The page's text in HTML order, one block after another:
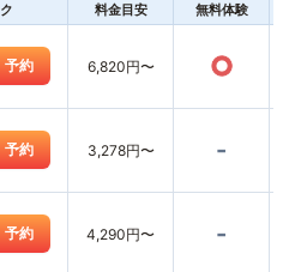
料金目安 無料体験
予約 6,820円〜 ○
予約 3,278円〜 -
予約 4,290円〜 -